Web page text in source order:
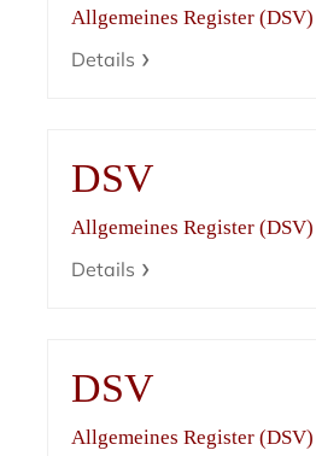
Allgemeines Register (DSV)
Details
DSV
Allgemeines Register (DSV)
Details
DSV
Allgemeines Register (DSV)